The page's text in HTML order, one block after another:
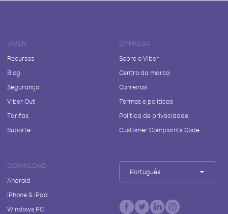
VIBER
Recursos
Blog
Segurança
Viber Out
Tarifas
Suporte
EMPRESA
Sobre o Viber
Centro da marca
Carreiras
Termos e políticas
Política de privacidade
Customer Complaints Code
DOWNLOAD
Android
iPhone & iPad
Windows PC
Português